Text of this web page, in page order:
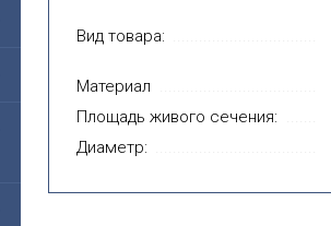
Вид товара:
Материал
Площадь живого сечения:
Диаметр: